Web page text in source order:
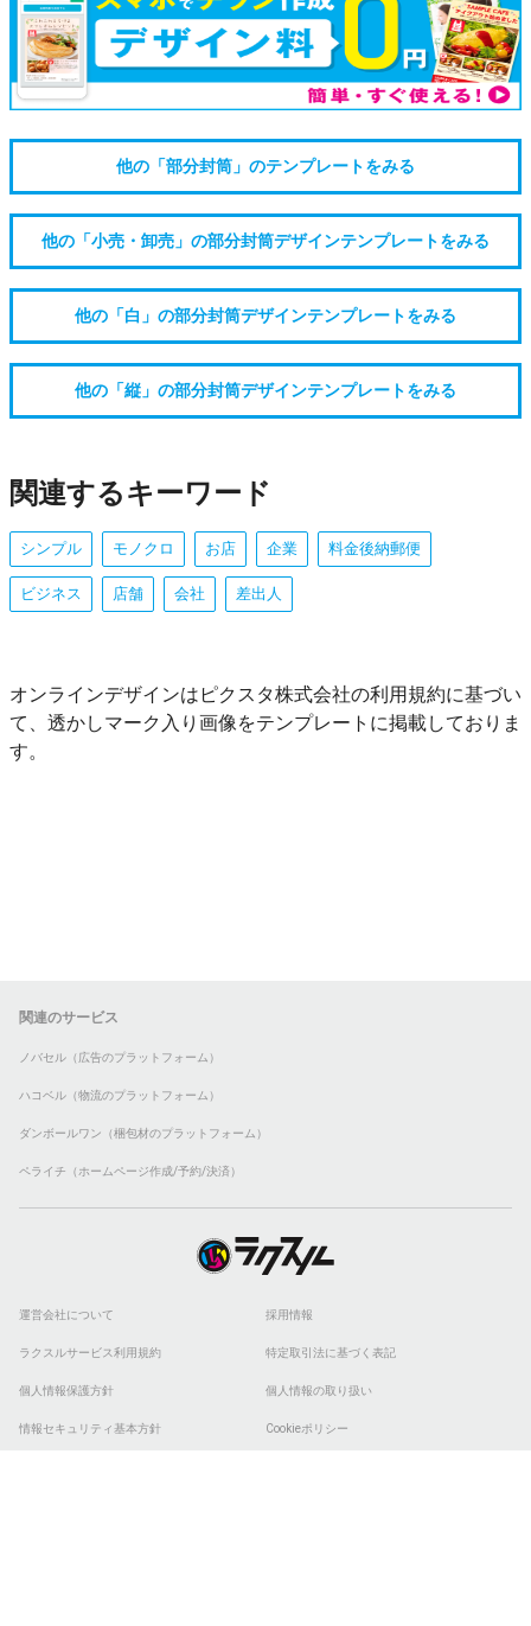
他の「部分封筒」のテンプレートをみる
他の「小売・卸売」の部分封筒デザインテンプレートをみる
他の「白」の部分封筒デザインテンプレートをみる
他の「縦」の部分封筒デザインテンプレートをみる
関連するキーワード
シンプル モノクロ お店 企業 料金後納郵便
ビジネス 店舗 会社 差出人
オンラインデザインはピクスタ株式会社の利用規約に基づい
て、透かしマーク入り画像をテンプレートに掲載しておりま
す。
関連のサービス
ノバセル（広告のプラットフォーム）
ハコベル（物流のプラットフォーム）
ダンボールワン（梱包材のプラットフォーム）
ペライチ（ホームページ作成/予約/決済）
運営会社について 採用情報
ラクスルサービス利用規約 特定取引法に基づく表記
個人情報保護方針 個人情報の取り扱い
情報セキュリティ基本方針 Cookieポリシー